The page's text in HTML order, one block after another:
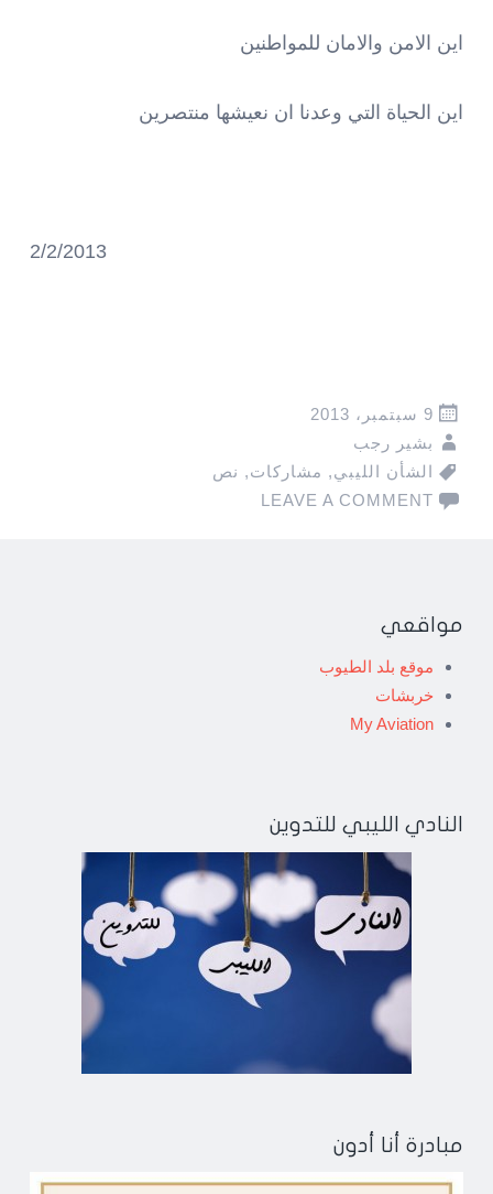
اين الامن والامان للمواطنين
اين الحياة التي وعدنا ان نعيشها منتصرين
2/2/2013
9 سبتمبر، 2013
بشير رجب
الشأن الليبي, مشاركات, نص
LEAVE A COMMENT
مواقعي
موقع بلد الطيوب
خربشات
My Aviation
النادي الليبي للتدوين
مبادرة أنا أدون